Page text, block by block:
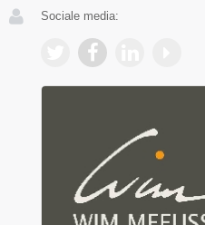
Sociale media: